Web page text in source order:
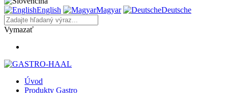
English Magyar Deutsche
Vymazať
Úvod
Produkty Gastro